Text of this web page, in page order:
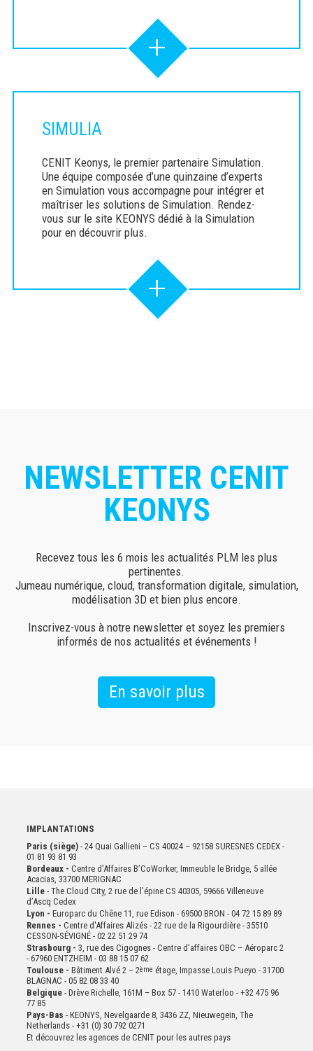
+
SIMULIA
CENIT Keonys, le premier partenaire Simulation.
Une équipe composée d’une quinzaine d’experts
en Simulation vous accompagne pour intégrer et
maîtriser les solutions de Simulation. Rendez-
vous sur le site KEONYS dédié à la Simulation
pour en découvrir plus.
+
NEWSLETTER CENIT
KEONYS
Recevez tous les 6 mois les actualités PLM les plus
pertinentes.
Jumeau numérique, cloud, transformation digitale, simulation,
modélisation 3D et bien plus encore.
Inscrivez-vous à notre newsletter et soyez les premiers
informés de nos actualités et événements !
En savoir plus
IMPLANTATIONS
Paris (siège) - 24 Quai Gallieni – CS 40024 – 92158 SURESNES CEDEX -
01 81 93 81 93
Bordeaux - Centre d’Affaires B’CoWorker, Immeuble le Bridge, 5 allée
Acacias, 33700 MERIGNAC
Lille- The Cloud City, 2 rue de l’épine CS 40305, 59666 Villeneuve
d’Ascq Cedex
Lyon - Europarc du Chêne 11, rue Edison - 69500 BRON - 04 72 15 89 89
Rennes - Centre d'Affaires Alizés - 22 rue de la Rigourdière - 35510
CESSON-SÉVIGNÉ - 02 22 51 29 74
Strasbourg - 3, rue des Cigognes - Centre d’affaires OBC – Aéroparc 2
- 67960 ENTZHEIM - 03 88 15 07 62
Toulouse - Bâtiment Alvé 2 – 2ème étage, Impasse Louis Pueyo - 31700
BLAGNAC - 05 82 08 33 40
Belgique- Drève Richelle, 161M – Box 57 - 1410 Waterloo - +32 475 96
77 85
Pays-Bas - KEONYS, Nevelgaarde 8, 3436 ZZ, Nieuwegein, The
Netherlands - +31 (0) 30 792 0271
Et découvrez les agences de CENIT pour les autres pays